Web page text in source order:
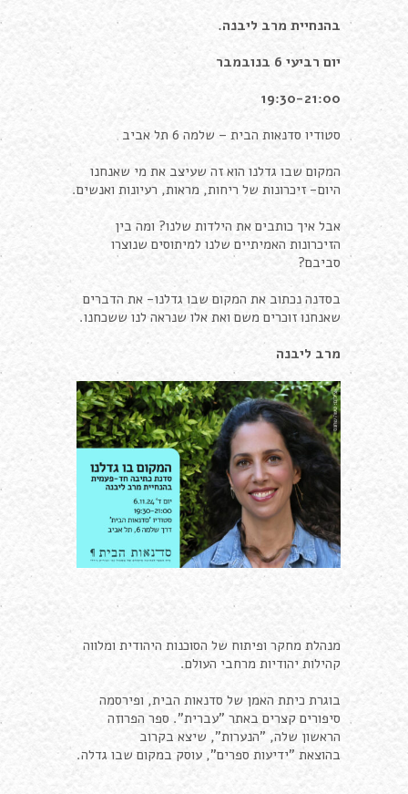
בהנחיית מרב ליבנה.
יום רביעי 6 בנובמבר
19:30-21:00
סטודיו סדנאות הבית – שלמה 6 תל אביב
המקום שבו גדלנו הוא זה שעיצב את מי שאנחנו
היום- זיכרונות של ריחות, מראות, רעיונות ואנשים.
אבל איך כותבים את הילדות שלנו? ומה בין
הזיכרונות האמיתיים שלנו למיתוסים שנוצרו
סביבם?
בסדנה נכתוב את המקום שבו גדלנו- את הדברים
שאנחנו זוכרים משם ואת אלו שנראה לנו ששכחנו.
מרב ליבנה
מנהלת מחקר ופיתוח של הסוכנות היהודית ומלווה
קהילות יהודיות מרחבי העולם.
בוגרת כיתת האמן של סדנאות הבית, ופירסמה
סיפורים קצרים באתר "עברית". ספר הפרוזה
הראשון שלה, "הנערות", שיצא בקרוב
בהוצאת "ידיעות ספרים", עוסק במקום שבו גדלה.